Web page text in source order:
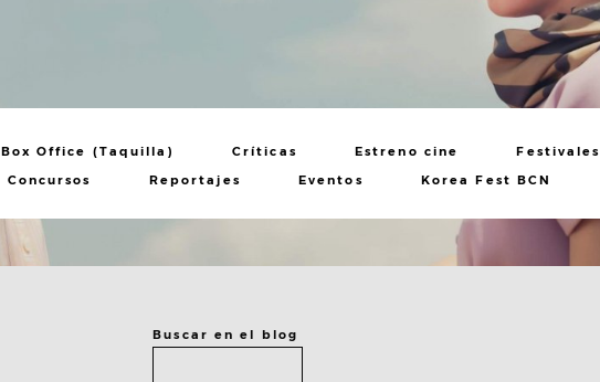
Box Office (Taquilla) Críticas Estreno cine Festivales
Concursos Reportajes Eventos Korea Fest BCN
Buscar en el blog